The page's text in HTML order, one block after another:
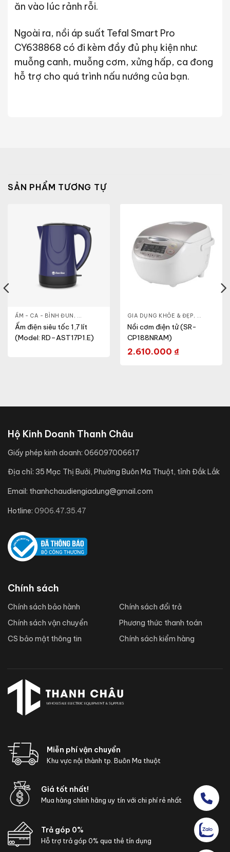
ăn vào lúc rảnh rỗi.
Ngoài ra, nồi áp suất Tefal Smart Pro
CY638868 có đi kèm đầy đủ phụ kiện như:
muỗng canh, muỗng cơm, xửng hấp, ca đong
hỗ trợ cho quá trình nấu nướng của bạn.
SẢN PHẨM TƯƠNG TỰ
ẤM - CA - BÌNH ĐUN , GIA DỤNG KHỎE & ĐẸP,NỒI - ẤM - CA - BÌNH
Ấm điện siêu tốc 1,7 lít
(Model: RD–AST17P1.E)
GIA DỤNG KHỎE & ĐẸP, NỒI - ẤM -
Nồi cơm điện tử (SR-
CP188NRAM)
2.610.000 ₫
,LÒ VI SÓNG
Hộ Kinh Doanh Thanh Châu
Giấy phép kinh doanh: 066097006617
Địa chỉ: 35 Mạc Thị Bưởi, Phường Buôn Ma Thuột, tỉnh Đắk Lắk
Email: thanhchaudiengiadung@gmail.com
Hotline: 0906.47.35.47
Chính sách
Chính sách bảo hành
Chính sách vận chuyển
CS bảo mật thông tin
Chính sách đổi trả
Phương thức thanh toán
Chính sách kiểm hàng
Miễn phí vận chuyển
Khu vực nội thành tp. Buôn Ma thuột
Giá tốt nhất!
Mua hàng chính hãng uy tín với chi phí rẻ nhất
Trả góp 0%
Hỗ trợ trả góp 0% qua thẻ tín dụng